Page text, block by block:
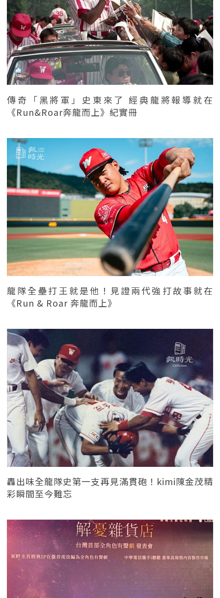
傳奇「黑將軍」史東來了 經典龍將報導就在
《Run&Roar奔龍而上》紀實冊
龍隊全壘打王就是他！見證兩代強打故事就在
《Run & Roar 奔龍而上》
轟出味全龍隊史第一支再見滿貫砲！kimi陳金茂精
彩瞬間至今難忘